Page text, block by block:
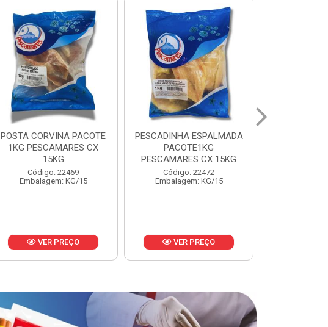
PESCADINHA ESPALMADA
PACOTE1KG
PESCAMARES CX 15KG
Código: 22472
Embalagem: KG/15
VER PREÇO
FILE DE PANGA PREMIUM
PACOTE 1KG CAIXA 10KG
Código: 20021
Embalagem: KG/10
VER PREÇO